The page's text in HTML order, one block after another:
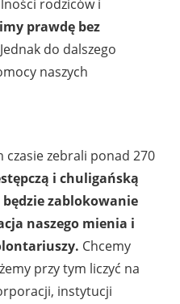
rodziców i
prawdę bez
do dalszego
naszych
zebrali ponad 270
i chuligańską
zablokowanie
naszego mienia i
Chcemy
przy tym liczyć na
instytucji